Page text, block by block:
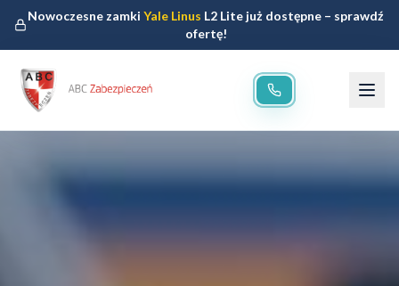
Nowoczesne zamkiYale Linus L2 Lite już dostępne – sprawdź
ofertę!